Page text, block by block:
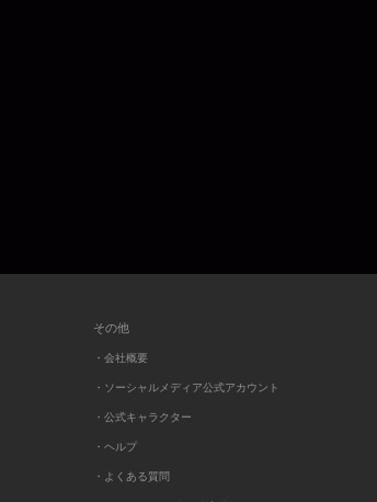
その他
・会社概要
・ソーシャルメディア公式アカウント
・公式キャラクター
・ヘルプ
・よくある質問